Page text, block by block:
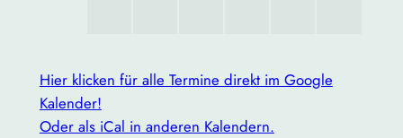
Hier klicken für alle Termine direkt im Google
Kalender!
Oder als iCal in anderen Kalendern.